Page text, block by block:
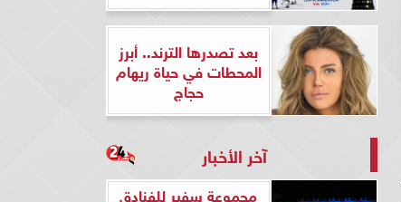
بعد تصدرها الترند.. أبرز
المحطات في حياة ريهام
حجاج
آخر الأخبار
مجموعة سفير للفنادق